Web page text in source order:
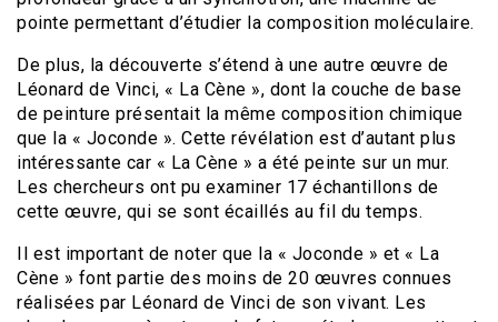
pointe permettant d’étudier la composition moléculaire.
De plus, la découverte s’étend à une autre œuvre de
Léonard de Vinci, « La Cène », dont la couche de base
de peinture présentait la même composition chimique
que la « Joconde ». Cette révélation est d’autant plus
intéressante car « La Cène » a été peinte sur un mur.
Les chercheurs ont pu examiner 17 échantillons de
cette œuvre, qui se sont écaillés au fil du temps.
Il est important de noter que la « Joconde » et « La
Cène » font partie des moins de 20 œuvres connues
réalisées par Léonard de Vinci de son vivant. Les